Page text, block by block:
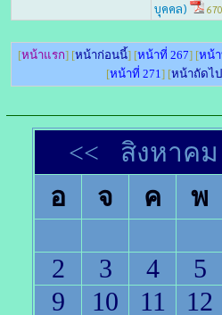
บุคคล)
[หน้าแรก] [หน้าก่อนนี้] [หน้าที่ 267] [หน้า
[หน้าที่ 271] [หน้าถัดไป